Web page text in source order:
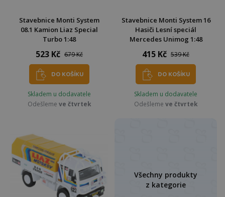
Stavebnice Monti System
08.1 Kamion Liaz Special
Turbo 1:48
523 Kč 679 Kč
DO KOŠÍKU
Skladem u dodavatele
Odešleme ve čtvrtek
Stavebnice Monti System 16
Hasiči Lesní speciál
Mercedes Unimog 1:48
415 Kč 539 Kč
DO KOŠÍKU
Skladem u dodavatele
Odešleme ve čtvrtek
Všechny produkty
z kategorie